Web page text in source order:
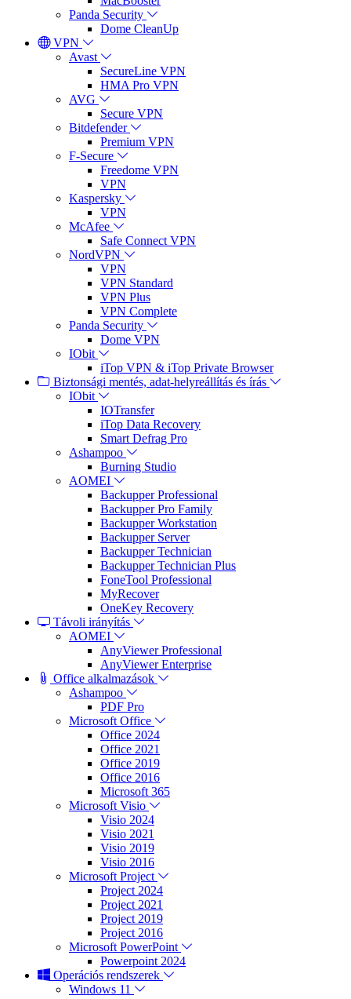
Panda Security
Dome CleanUp
VPN
Avast
SecureLine VPN
HMA Pro VPN
AVG
Secure VPN
Bitdefender
Premium VPN
F-Secure
Freedome VPN
VPN
Kaspersky
VPN
McAfee
Safe Connect VPN
NordVPN
VPN
VPN Standard
VPN Plus
VPN Complete
Panda Security
Dome VPN
IObit
iTop VPN & iTop Private Browser
Biztonsági mentés, adat-helyreállítás és írás
IObit
IOTransfer
iTop Data Recovery
Smart Defrag Pro
Ashampoo
Burning Studio
AOMEI
Backupper Professional
Backupper Pro Family
Backupper Workstation
Backupper Server
Backupper Technician
Backupper Technician Plus
FoneTool Professional
MyRecover
OneKey Recovery
Távoli irányítás
AOMEI
AnyViewer Professional
AnyViewer Enterprise
Office alkalmazások
Ashampoo
PDF Pro
Microsoft Office
Office 2024
Office 2021
Office 2019
Office 2016
Microsoft 365
Microsoft Visio
Visio 2024
Visio 2021
Visio 2019
Visio 2016
Microsoft Project
Project 2024
Project 2021
Project 2019
Project 2016
Microsoft PowerPoint
Powerpoint 2024
Operációs rendszerek
Windows 11